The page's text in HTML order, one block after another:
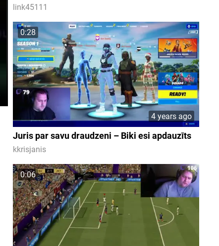
link45111
0:28
4 years ago
Juris par savu draudzeni – Biki esi apdauzīts
kkrisjanis
0:06